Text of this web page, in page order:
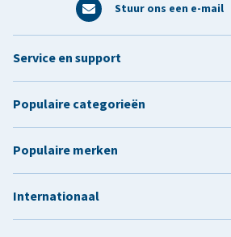
Stuur ons een e-mail
Service en support
Populaire categorieën
Populaire merken
Internationaal